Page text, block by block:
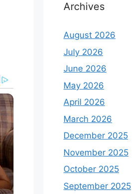
Archives
August 2026
July 2026
June 2026
May 2026
April 2026
March 2026
December 2025
November 2025
October 2025
September 2025